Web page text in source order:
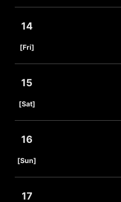
14
[Fri]
15
[Sat]
16
[Sun]
17